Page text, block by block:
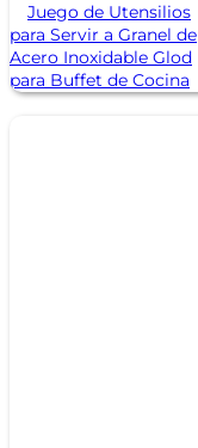
Juego de Utensilios
para Servir a Granel de
Acero Inoxidable Glod
para Buffet de Cocina